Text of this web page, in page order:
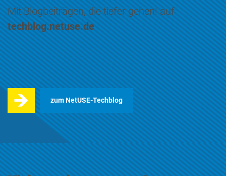
Mit Blogbeiträgen, die tiefer gehen! auf
techblog.netuse.de
zum NetUSE-Techblog